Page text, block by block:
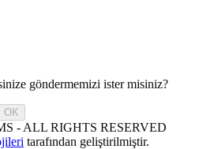
göndermemizi ister misiniz?
OK
- ALL RIGHTS RESERVED
tarafından geliştirilmiştir.